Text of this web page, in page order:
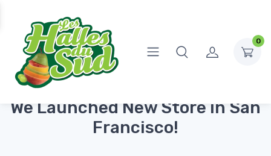
0
Accueil
Fashion
We Launched New Store in San Francisco!
We Launched New Store in San
Francisco!